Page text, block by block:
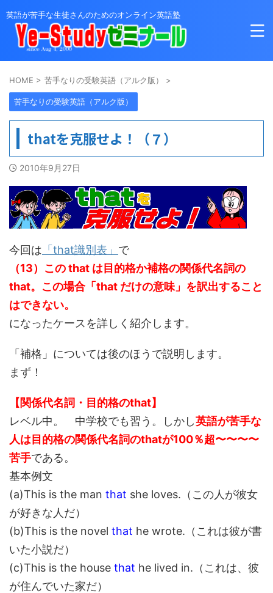
英語が苦手な生徒さんのためのオンライン英語塾
HOME > 苦手なりの受験英語（アルク版） >
苦手なりの受験英語（アルク版）
thatを克服せよ！（７）
2010年9月27日
今回は 「that識別表」 で
（13）この that は目的格か補格の関係代名詞の
that。この場合「that だけの意味」を訳出すること
はできない。
になったケースを詳しく紹介します。
「補格」については後のほうで説明します。
まず！
【関係代名詞・目的格のthat】
レベル中。 中学校でも習う。しかし英語が苦手な
人は目的格の関係代名詞のthatが100％超〜〜〜〜
苦手である。
基本例文
(a)This is the man that she loves.（この人が彼女
が好きな人だ）
(b)This is the novel that he wrote.（これは彼が書
いた小説だ）
(c)This is the house that he lived in.（これは、彼
が住んでいた家だ）